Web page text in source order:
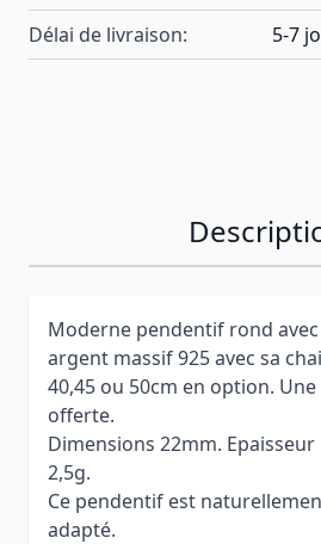
Délai de livraison:
5-7
Moderne pendentif rond
argent massif 925 avec sa
40,45 ou 50cm en option.
offerte.
Dimensions 22mm. Epaisseur
2,5g.
Ce pendentif est
adapté.